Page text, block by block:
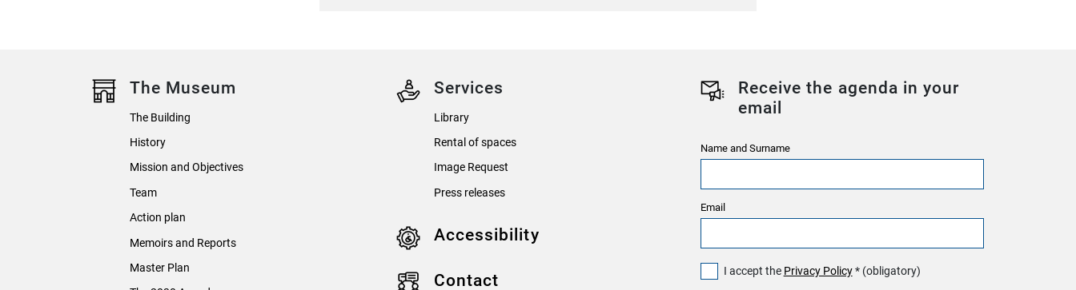
The Museum
The Building
History
Mission and Objectives
Team
Action plan
Memoirs and Reports
Master Plan
Services
Library
Rental of spaces
Image Request
Press releases
Accessibility
Contact
Receive the agenda in your
email
Name and Surname
Email
I accept the Privacy Policy* (obligatory)